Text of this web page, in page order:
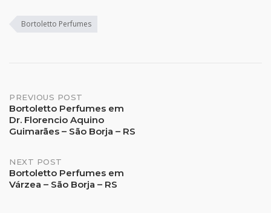
Bortoletto Perfumes
Post
navigation
PREVIOUS POST
Bortoletto Perfumes em
Dr. Florencio Aquino
Guimarães – São Borja – RS
NEXT POST
Bortoletto Perfumes em
Várzea – São Borja – RS